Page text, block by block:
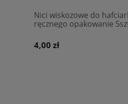
Nici wiskozowe do
ręcznego opakowanie
4,00 zł